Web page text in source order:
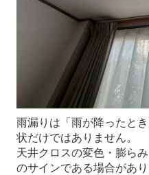
雨漏りは「雨が降ったと
状だけではありません。
天井クロスの変色・膨ら
のサインである場合があり